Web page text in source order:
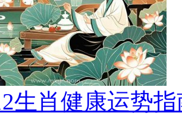
生肖健康运势